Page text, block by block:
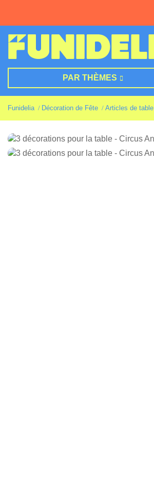
PAR THÈMES
Funidelia Décoration de Fête Articles de